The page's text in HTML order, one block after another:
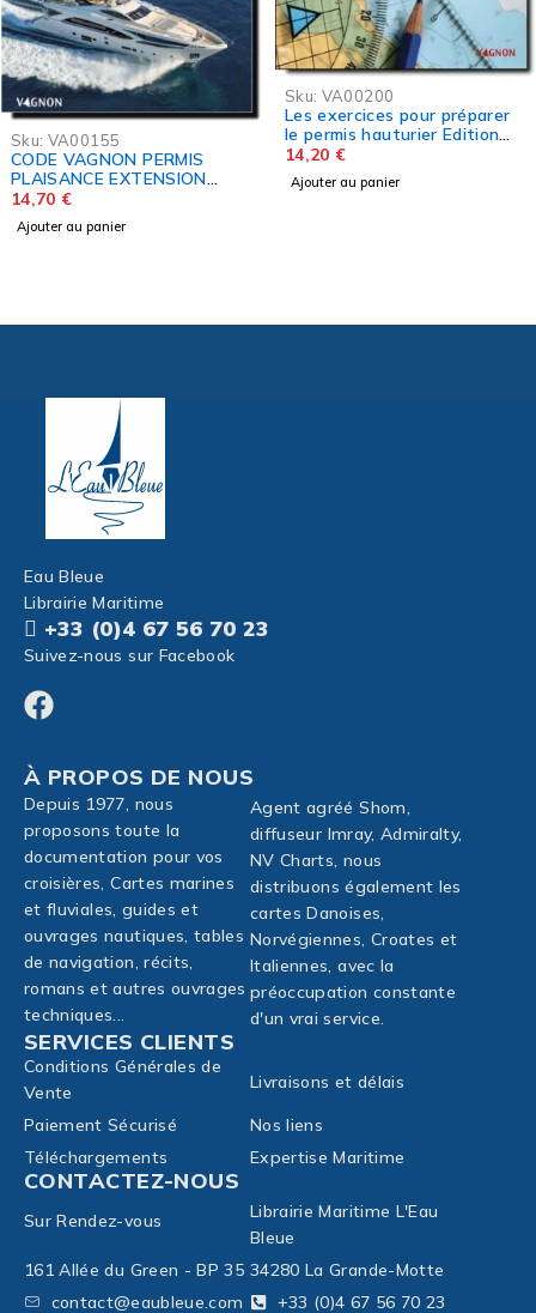
Sku:VA00200
Les exercices pour préparer
le permis hauturier Edition
VAGNON
14,20€
Ajouter au panier
Sku: CD37481
COURS DE DROIT
Ajouter au panier
Eau Bleue
Librairie Maritime
+33 (0)4 67 56 70 23
Suivez-nous sur Facebook
À PROPOS DE NOUS
Depuis 1977, nous
proposons toute la
documentation pour vos
croisières, Cartes marines
et fluviales, guides et
ouvrages nautiques, tables
de navigation, récits,
romans et autres ouvrages
techniques...
Agent agréé Shom,
diffuseur Imray, Admiralty,
NV Charts, nous
distribuons également les
cartes Danoises,
Norvégiennes, Croates et
Italiennes, avec la
préoccupation constante
d'un vrai service.
SERVICES CLIENTS
Conditions Générales de
Vente
Livraisons et délais
Paiement Sécurisé
Nos liens
Téléchargements
Expertise Maritime
CONTACTEZ-NOUS
Sur Rendez-vous
Librairie Maritime L'Eau
Bleue
161 Allée du Green - BP 35 34280 La Grande-Motte
contact@eaubleue.com
+33 (0)4 67 56 70 23